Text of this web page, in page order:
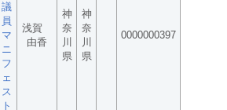
議
員
マ
ニ
フ
ェ
ス
ト
浅賀
由香
神
奈
川
県
神
奈
川
県
0000000397